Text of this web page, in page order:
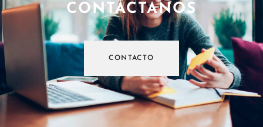
CONTÁCTANOS
CONTACTO